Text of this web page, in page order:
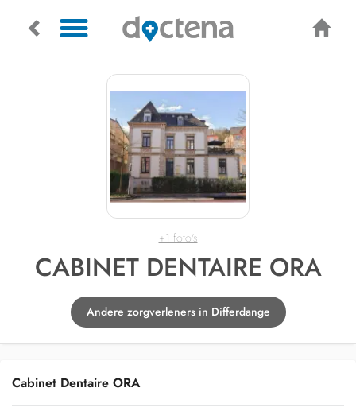
+1 foto's
CABINET DENTAIRE ORA
Andere zorgverleners in Differdange
Cabinet Dentaire ORA